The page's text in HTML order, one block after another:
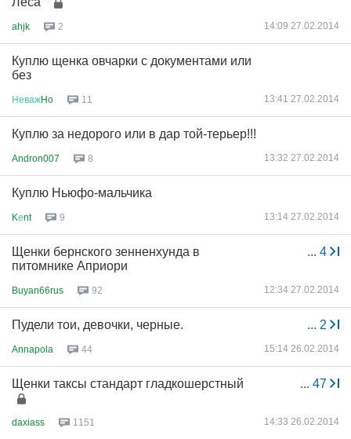
ahjk 2 14:09 27.02.2014
Куплю щенка овчарки с документами или
без
НеважHo 11 13:41 27.02.2014
Куплю за недорого или в дар той-терьер!!!
Andron007 8 13:32 27.02.2014
Куплю Ньюфо-мальчика
Kеnt 9 13:14 27.02.2014
... 4
Щенки бернского зенненхунда в
питомнике Априори
Buyan66rus 92 12:34 27.02.2014
... 2
Пудели тои, девочки, черные.
Annapola 44 15:14 26.02.2014
... 47
Щенки таксы стандарт гладкошерстный
daxiass 1151 14:33 26.02.2014